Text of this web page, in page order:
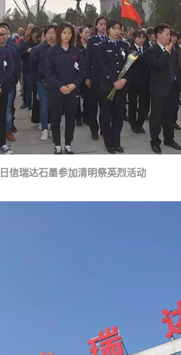
信瑞达石墨参加清明祭英烈活动